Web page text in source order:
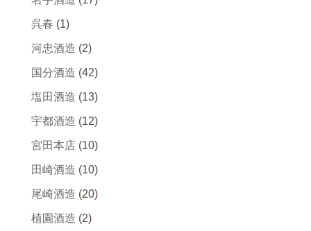
呉春 (1)
河忠酒造 (2)
国分酒造 (42)
塩田酒造 (13)
宇都酒造 (12)
宮田本店 (10)
田崎酒造 (10)
尾崎酒造 (20)
植園酒造 (2)